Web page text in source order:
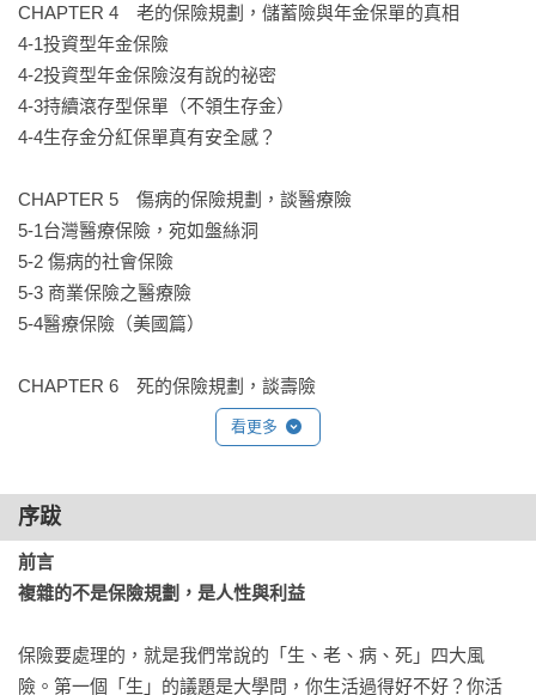
CHAPTER 4　老的保險規劃，儲蓄險與年金保單的真相
4-1投資型年金保險
4-2投資型年金保險沒有說的祕密
4-3持續滾存型保單（不領生存金）
4-4生存金分紅保單真有安全感？
CHAPTER 5　傷病的保險規劃，談醫療險
5-1台灣醫療保險，宛如盤絲洞
5-2 傷病的社會保險
5-3 商業保險之醫療險
5-4醫療保險（美國篇）
CHAPTER 6　死的保險規劃，談壽險
6-1台灣常見的壽險與規劃
6-2壽險的種類（美國篇）
6-4慎選保險公司之法（美國篇）
6-5彈性保險（美國篇）
6-6投資型保險（美國篇）
看更多
序跋
前言
複雜的不是保險規劃，是人性與利益
保險要處理的，就是我們常說的「生、老、病、死」四大風
險。第一個「生」的議題是大學問，你生活過得好不好？你活